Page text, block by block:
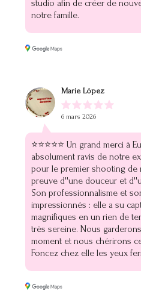
studio afin de créer de
notre famille.
Marie López
6 mars 2026
⭐⭐⭐⭐⭐ Un grand merci à
absolument ravis de notre
pour le premier shooting de
preuve d''une douceur et
Son professionnalisme et
impressionnés : elle a su
magnifiques en un rien de
très sereine. Nous
moment et nous chérirons
Foncez chez elle les yeux